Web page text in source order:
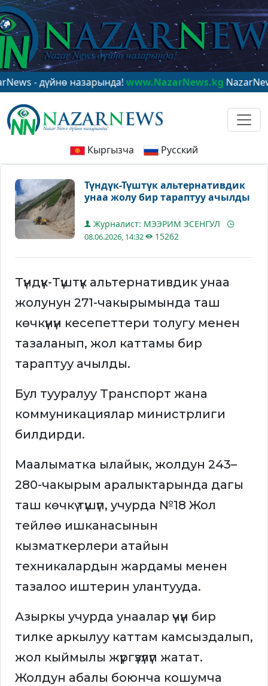
дүйнө назарында!www.NazarNews.kgNazarNews - в
Кыргызча Русский
Түндүк-Түштүк альтернативдик
унаа жолу бир тараптуу ачылды
Журналист: МЭЭРИМ ЭСЕНГУЛ
08.06.2026, 14:32 15262
Түндүк-Түштүк альтернативдик унаа
жолунун 271-чакырымында таш
көчкүнүн кесепеттери толугу менен
тазаланып, жол каттамы бир
тараптуу ачылды.
Бул тууралуу Транспорт жана
коммуникациялар министрлиги
билдирди.
Маалыматка ылайык, жолдун 243–
280-чакырым аралыктарында дагы
таш көчкү түшүп, учурда №18 Жол
тейлөө ишканасынын
кызматкерлери атайын
техникалардын жардамы менен
тазалоо иштерин улантууда.
Азыркы учурда унаалар үчүн бир
тилке аркылуу каттам камсыздалып,
жол кыймылы жүргүзүлүп жатат.
Жолдун абалы боюнча кошумча